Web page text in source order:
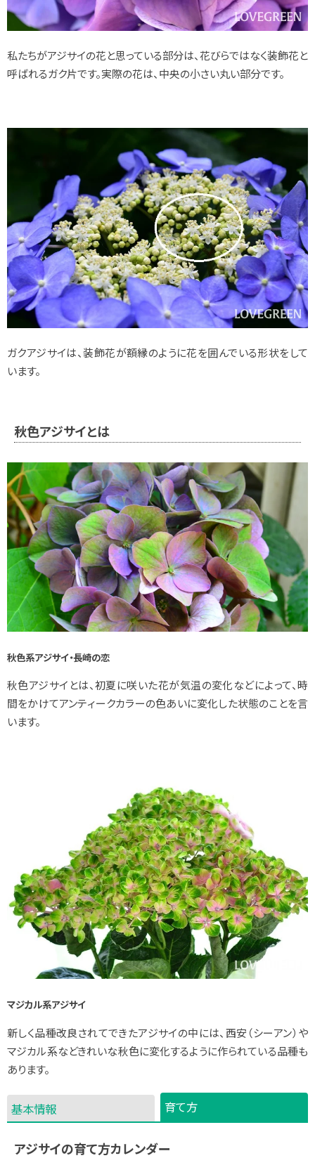
私たちがアジサイの花と思っている部分は、花びらではなく装飾花と
呼ばれるガク片です。実際の花は、中央の小さい丸い部分です。
ガクアジサイは、装飾花が額縁のように花を囲んでいる形状をして
います。
秋色アジサイとは
秋色系アジサイ・長崎の恋
秋色アジサイとは、初夏に咲いた花が気温の変化などによって、時
間をかけてアンティークカラーの色あいに変化した状態のことを言
います。
マジカル系アジサイ
新しく品種改良されてできたアジサイの中には、西安（シーアン）や
マジカル系などきれいな秋色に変化するように作られている品種も
あります。
基本情報 育て方
アジサイの育て方カレンダー